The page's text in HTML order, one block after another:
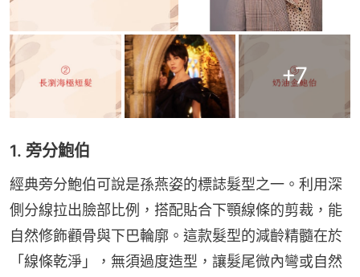
+7
1. 旁分鮑伯
經典旁分鮑伯可說是孫燕姿的標誌髮型之一。利用深
側分線拉出臉部比例，搭配貼合下顎線條的剪裁，能
自然修飾顴骨與下巴輪廓。這款髮型的減齡精髓在於
「線條乾淨」，無須過度造型，讓髮尾微內彎或自然